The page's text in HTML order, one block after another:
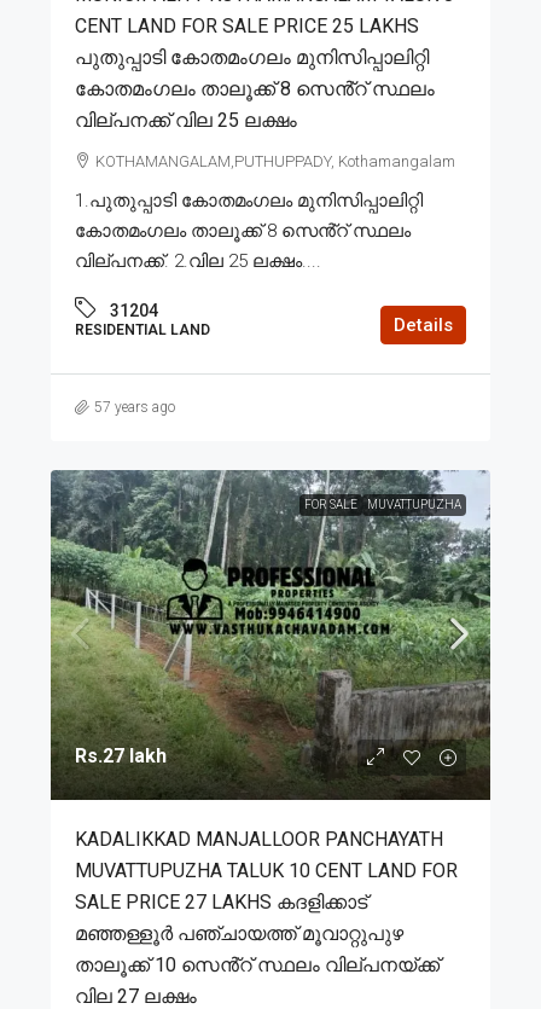
CENT LAND FOR SALE PRICE 25 LAKHS
പുതുപ്പാടി കോതമംഗലം മുനിസിപ്പാലിറ്റി
കോതമംഗലം താലൂക്ക് 8 സെൻ്റ് സ്ഥലം
വില്പനക്ക് വില 25 ലക്ഷം
KOTHAMANGALAM,PUTHUPPADY, Kothamangalam
1.പുതുപ്പാടി കോതമംഗലം മുനിസിപ്പാലിറ്റി
കോതമംഗലം താലൂക്ക് 8 സെൻ്റ് സ്ഥലം
വില്പനക്ക്. 2.വില 25 ലക്ഷം....
31204
RESIDENTIAL LAND Details
57 years ago
FOR SALE MUVATTUPUZHA
Rs.27 lakh
KADALIKKAD MANJALLOOR PANCHAYATH
MUVATTUPUZHA TALUK 10 CENT LAND FOR
SALE PRICE 27 LAKHS കദളിക്കാട്
മഞ്ഞള്ളൂർ പഞ്ചായത്ത് മൂവാറ്റുപുഴ
താലൂക്ക് 10 സെൻ്റ് സ്ഥലം വില്പനയ്ക്ക്
വില 27 ലക്ഷം